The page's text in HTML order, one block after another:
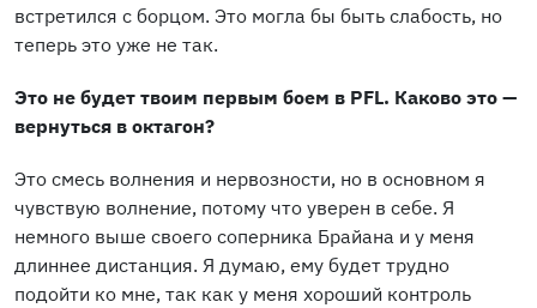
встретился с борцом. Это могла бы быть слабость, но
теперь это уже не так.
Это не будет твоим первым боем в PFL. Каково это —
вернуться в октагон?
Это смесь волнения и нервозности, но в основном я
чувствую волнение, потому что уверен в себе. Я
немного выше своего соперника Брайана и у меня
длиннее дистанция. Я думаю, ему будет трудно
подойти ко мне, так как у меня хороший контроль